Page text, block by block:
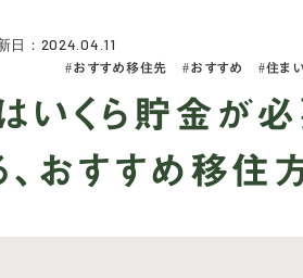
日：2024.04.11
おすすめ移住先 おすすめ 住ま
いくら貯金が
、おすすめ移住